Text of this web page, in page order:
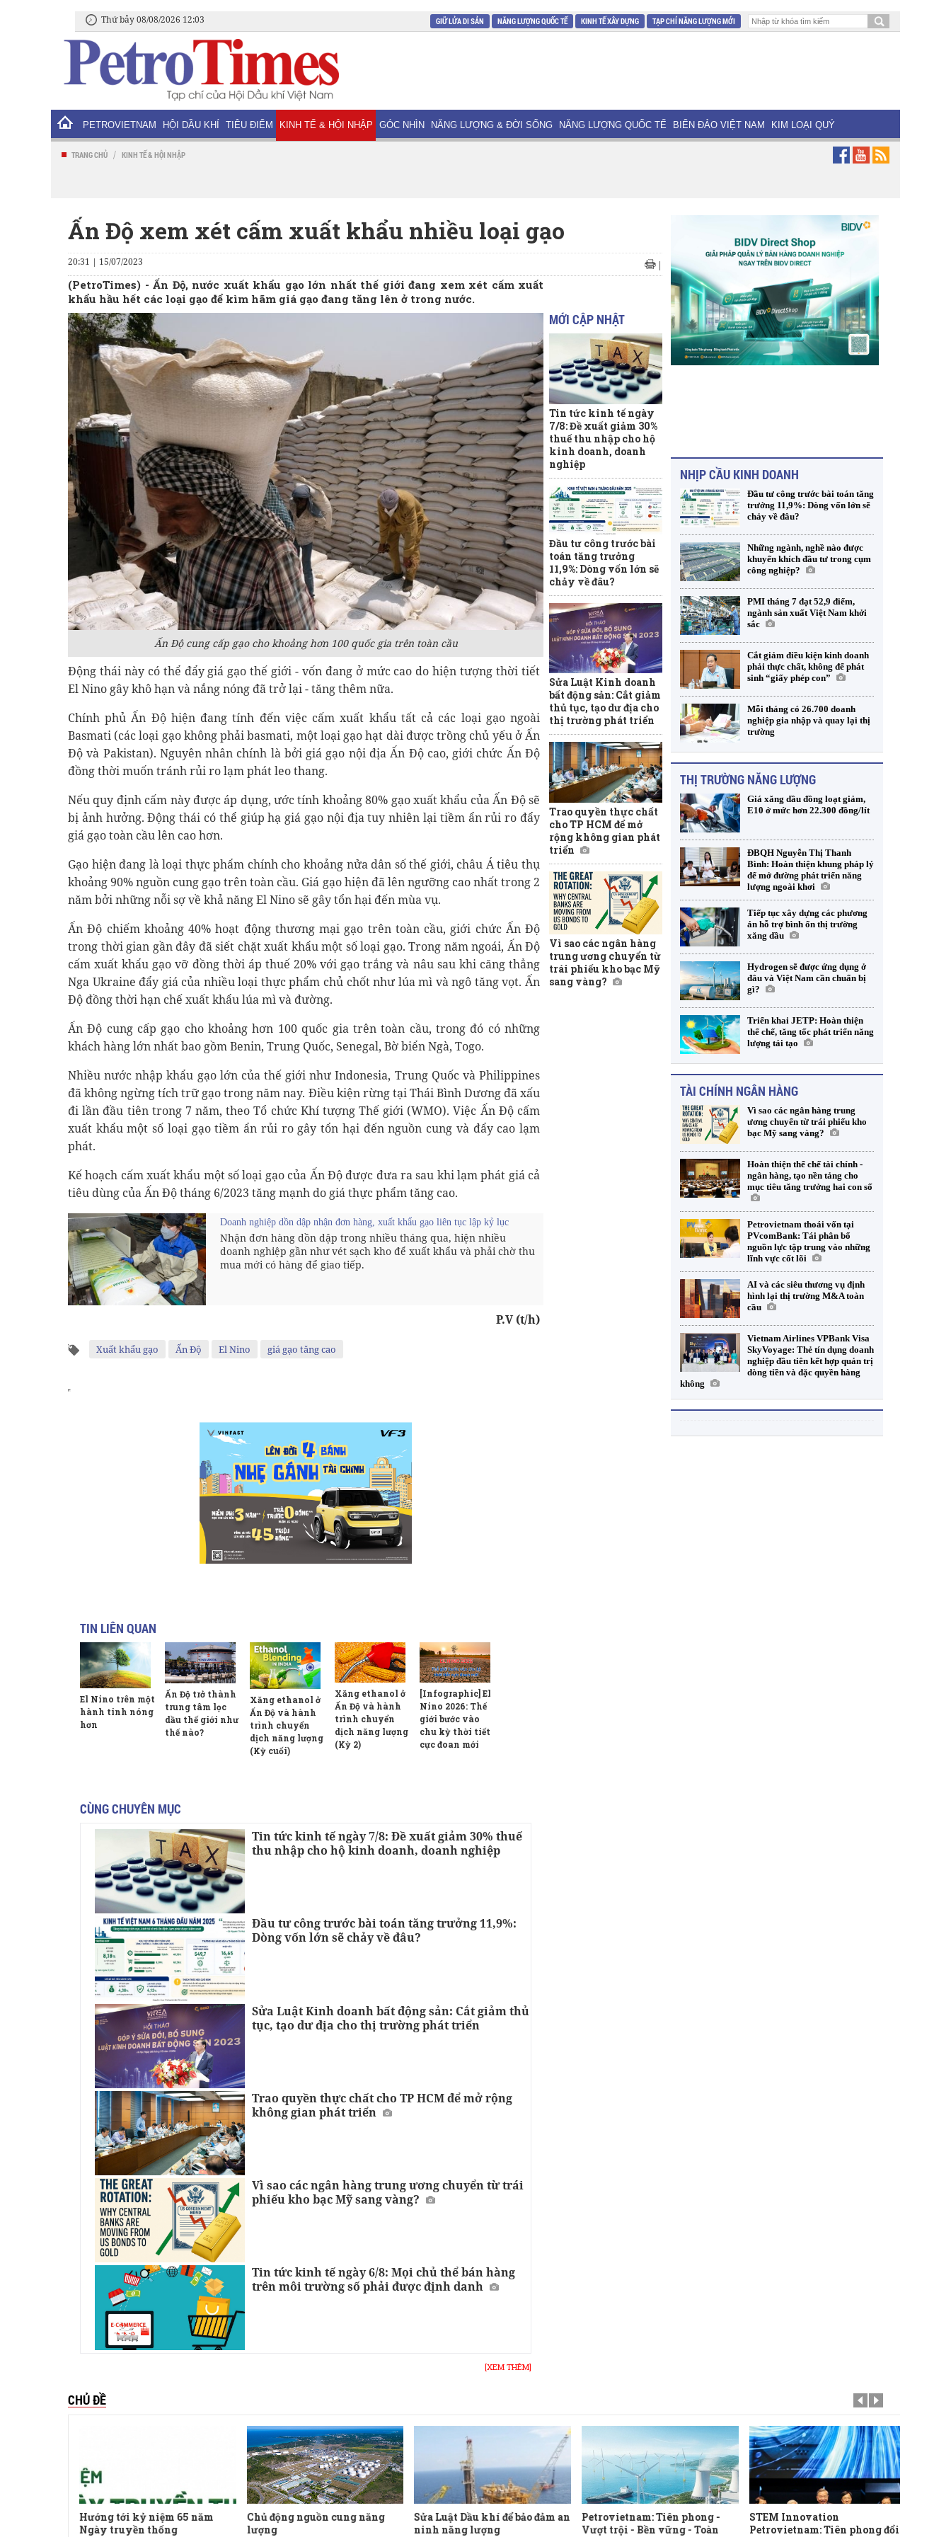
Thứ bảy 08/08/2026 12:03 GIỮ LỬA DI SẢN NĂNG LƯỢNG QUỐC TẾ KINH TẾ XÂY DỰNG TẠP CHÍ NĂNG LƯỢNG MỚI
PETROVIETNAM HỘI DẦU KHÍ TIÊU ĐIỂM KINH TẾ & HỘI NHẬP GÓC NHÌN NĂNG LƯỢNG & ĐỜI SỐNG NĂNG LƯỢNG QUỐC TẾ BIỂN ĐẢO VIỆT NAM KIM LOẠI QUÝ
TRANG CHỦ / KINH TẾ & HỘI NHẬP
Ấn Độ xem xét cấm xuất khẩu nhiều loại gạo
20:31 | 15/07/2023 |
(PetroTimes) - Ấn Độ, nước xuất khẩu gạo lớn nhất thế giới đang xem xét cấm xuất
khẩu hầu hết các loại gạo để kìm hãm giá gạo đang tăng lên ở trong nước.
Ấn Độ cung cấp gạo cho khoảng hơn 100 quốc gia trên toàn cầu
Động thái này có thể đẩy giá gạo thế giới - vốn đang ở mức cao do hiện tượng thời tiết
El Nino gây khô hạn và nắng nóng đã trở lại - tăng thêm nữa.
Chính phủ Ấn Độ hiện đang tính đến việc cấm xuất khẩu tất cả các loại gạo ngoài
Basmati (các loại gạo không phải basmati, một loại gạo hạt dài được trồng chủ yếu ở Ấn
Độ và Pakistan). Nguyên nhân chính là bởi giá gạo nội địa Ấn Độ cao, giới chức Ấn Độ
đồng thời muốn tránh rủi ro lạm phát leo thang.
Nếu quy định cấm này được áp dụng, ước tính khoảng 80% gạo xuất khẩu của Ấn Độ sẽ
bị ảnh hưởng. Động thái có thể giúp hạ giá gạo nội địa tuy nhiên lại tiềm ẩn rủi ro đẩy
giá gạo toàn cầu lên cao hơn.
Gạo hiện đang là loại thực phẩm chính cho khoảng nửa dân số thế giới, châu Á tiêu thụ
khoảng 90% nguồn cung gạo trên toàn cầu. Giá gạo hiện đã lên ngưỡng cao nhất trong 2
năm bởi những nỗi sợ về khả năng El Nino sẽ gây tổn hại đến mùa vụ.
Ấn Độ chiếm khoảng 40% hoạt động thương mại gạo trên toàn cầu, giới chức Ấn Độ
trong thời gian gần đây đã siết chặt xuất khẩu một số loại gạo. Trong năm ngoái, Ấn Độ
cấm xuất khẩu gạo vỡ đồng thời áp thuế 20% với gạo trắng và nâu sau khi căng thẳng
Nga Ukraine đẩy giá của nhiều loại thực phẩm chủ chốt như lúa mì và ngô tăng vọt. Ấn
Độ đồng thời hạn chế xuất khẩu lúa mì và đường.
Ấn Độ cung cấp gạo cho khoảng hơn 100 quốc gia trên toàn cầu, trong đó có những
khách hàng lớn nhất bao gồm Benin, Trung Quốc, Senegal, Bờ biển Ngà, Togo.
Nhiều nước nhập khẩu gạo lớn của thế giới như Indonesia, Trung Quốc và Philippines
đã không ngừng tích trữ gạo trong năm nay. Điều kiện rừng tại Thái Bình Dương đã xấu
đi lần đầu tiên trong 7 năm, theo Tổ chức Khí tượng Thế giới (WMO). Việc Ấn Độ cấm
xuất khẩu một số loại gạo tiềm ẩn rủi ro gây tổn hại đến nguồn cung và đẩy cao lạm
phát.
Kế hoạch cấm xuất khẩu một số loại gạo của Ấn Độ được đưa ra sau khi lạm phát giá cả
tiêu dùng của Ấn Độ tháng 6/2023 tăng mạnh do giá thực phẩm tăng cao.
Doanh nghiệp dồn dập nhận đơn hàng, xuất khẩu gạo liên tục lập kỷ lục
Nhận đơn hàng dồn dập trong nhiều tháng qua, hiện nhiều
doanh nghiệp gần như vét sạch kho để xuất khẩu và phải chờ thu
mua mới có hàng để giao tiếp.
P.V (t/h)
Xuất khẩu gạo Ấn Độ El Nino giá gạo tăng cao
TIN LIÊN QUAN
El Nino trên một
hành tinh nóng
hơn
Ấn Độ trở thành
trung tâm lọc
dầu thế giới như
thế nào?
Xăng ethanol ở
Ấn Độ và hành
trình chuyển
dịch năng lượng
(Kỳ cuối)
Xăng ethanol ở
Ấn Độ và hành
trình chuyển
dịch năng lượng
(Kỳ 2)
[Infographic] El
Nino 2026: Thế
giới bước vào
chu kỳ thời tiết
cực đoan mới
CÙNG CHUYÊN MỤC
Tin tức kinh tế ngày 7/8: Đề xuất giảm 30% thuế
thu nhập cho hộ kinh doanh, doanh nghiệp
Đầu tư công trước bài toán tăng trưởng 11,9%:
Dòng vốn lớn sẽ chảy về đâu?
Sửa Luật Kinh doanh bất động sản: Cắt giảm thủ
tục, tạo dư địa cho thị trường phát triển
Trao quyền thực chất cho TP HCM để mở rộng
không gian phát triển
Vì sao các ngân hàng trung ương chuyển từ trái
phiếu kho bạc Mỹ sang vàng?
Tin tức kinh tế ngày 6/8: Mọi chủ thể bán hàng
trên môi trường số phải được định danh
[XEM THÊM]
MỚI CẬP NHẬT
Tin tức kinh tế ngày
7/8: Đề xuất giảm 30%
thuế thu nhập cho hộ
kinh doanh, doanh
nghiệp
Đầu tư công trước bài
toán tăng trưởng
11,9%: Dòng vốn lớn sẽ
chảy về đâu?
Sửa Luật Kinh doanh
bất động sản: Cắt giảm
thủ tục, tạo dư địa cho
thị trường phát triển
Trao quyền thực chất
cho TP HCM để mở
rộng không gian phát
triển
Vì sao các ngân hàng
trung ương chuyển từ
trái phiếu kho bạc Mỹ
sang vàng?
NHỊP CẦU KINH DOANH
Đầu tư công trước bài toán tăng
trưởng 11,9%: Dòng vốn lớn sẽ
chảy về đâu?
Những ngành, nghề nào được
khuyến khích đầu tư trong cụm
công nghiệp?
PMI tháng 7 đạt 52,9 điểm,
ngành sản xuất Việt Nam khởi
sắc
Cắt giảm điều kiện kinh doanh
phải thực chất, không để phát
sinh “giấy phép con”
Mỗi tháng có 26.700 doanh
nghiệp gia nhập và quay lại thị
trường
THỊ TRƯỜNG NĂNG LƯỢNG
Giá xăng dầu đồng loạt giảm,
E10 ở mức hơn 22.300 đồng/lít
ĐBQH Nguyễn Thị Thanh
Bình: Hoàn thiện khung pháp lý
để mở đường phát triển năng
lượng ngoài khơi
Tiếp tục xây dựng các phương
án hỗ trợ bình ổn thị trường
xăng dầu
Hydrogen sẽ được ứng dụng ở
đâu và Việt Nam cần chuẩn bị
gì?
Triển khai JETP: Hoàn thiện
thể chế, tăng tốc phát triển năng
lượng tái tạo
TÀI CHÍNH NGÂN HÀNG
Vì sao các ngân hàng trung
ương chuyển từ trái phiếu kho
bạc Mỹ sang vàng?
Hoàn thiện thể chế tài chính -
ngân hàng, tạo nền tảng cho
mục tiêu tăng trưởng hai con số
Petrovietnam thoái vốn tại
PVcomBank: Tái phân bổ
nguồn lực tập trung vào những
lĩnh vực cốt lõi
AI và các siêu thương vụ định
hình lại thị trường M&A toàn
cầu
Vietnam Airlines VPBank Visa
SkyVoyage: Thẻ tín dụng doanh
nghiệp đầu tiên kết hợp quản trị
dòng tiền và đặc quyền hàng
không
CHỦ ĐỀ
Hướng tới kỷ niệm 65 năm
Ngày truyền thống
Chủ động nguồn cung năng
lượng
Sửa Luật Dầu khí để bảo đảm an
ninh năng lượng
Petrovietnam: Tiên phong -
Vượt trội - Bền vững - Toàn
STEM Innovation
Petrovietnam: Tiên phong đổi